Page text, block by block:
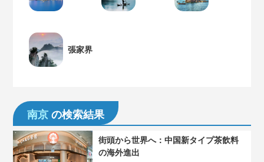
張家界
南京 の検索結果
街頭から世界へ：中国新タイプ茶飲料
の海外進出